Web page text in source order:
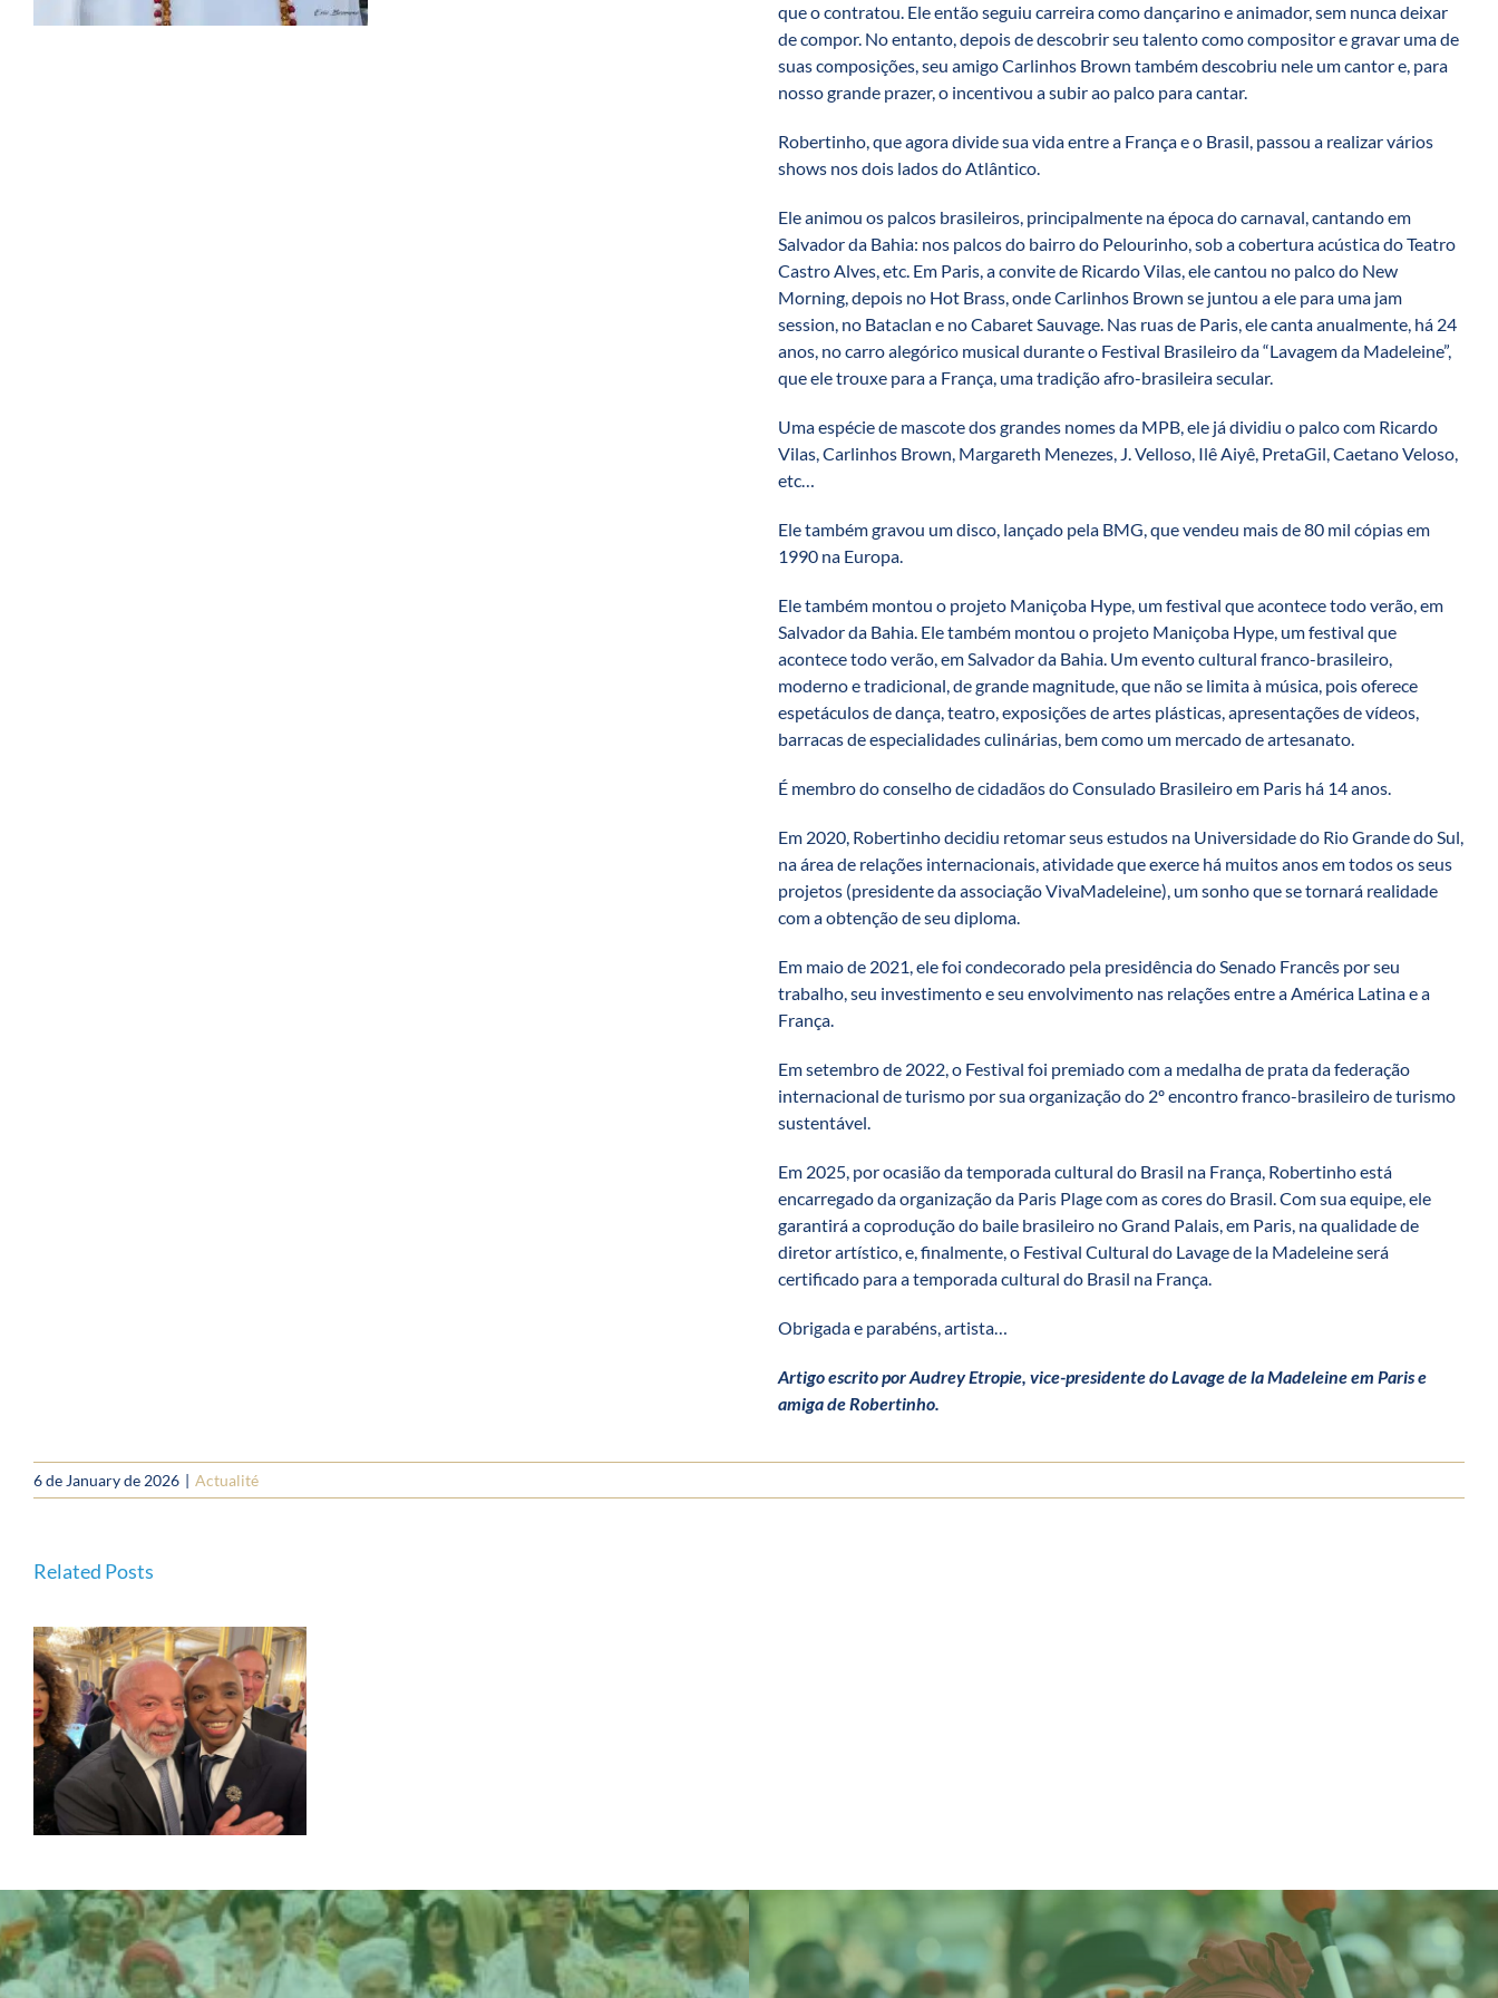
que o contratou. Ele então seguiu carreira como dançarino e animador, sem nunca deixar
de compor. No entanto, depois de descobrir seu talento como compositor e gravar uma de
suas composições, seu amigo Carlinhos Brown também descobriu nele um cantor e, para
nosso grande prazer, o incentivou a subir ao palco para cantar.
Robertinho, que agora divide sua vida entre a França e o Brasil, passou a realizar vários
shows nos dois lados do Atlântico.
Ele animou os palcos brasileiros, principalmente na época do carnaval, cantando em
Salvador da Bahia: nos palcos do bairro do Pelourinho, sob a cobertura acústica do Teatro
Castro Alves, etc. Em Paris, a convite de Ricardo Vilas, ele cantou no palco do New
Morning, depois no Hot Brass, onde Carlinhos Brown se juntou a ele para uma jam
session, no Bataclan e no Cabaret Sauvage. Nas ruas de Paris, ele canta anualmente, há 24
anos, no carro alegórico musical durante o Festival Brasileiro da “Lavagem da Madeleine”,
que ele trouxe para a França, uma tradição afro-brasileira secular.
Uma espécie de mascote dos grandes nomes da MPB, ele já dividiu o palco com Ricardo
Vilas, Carlinhos Brown, Margareth Menezes, J. Velloso, Ilê Aiyê, PretaGil, Caetano Veloso,
etc…
Ele também gravou um disco, lançado pela BMG, que vendeu mais de 80 mil cópias em
1990 na Europa.
Ele também montou o projeto Maniçoba Hype, um festival que acontece todo verão, em
Salvador da Bahia. Ele também montou o projeto Maniçoba Hype, um festival que
acontece todo verão, em Salvador da Bahia. Um evento cultural franco-brasileiro,
moderno e tradicional, de grande magnitude, que não se limita à música, pois oferece
espetáculos de dança, teatro, exposições de artes plásticas, apresentações de vídeos,
barracas de especialidades culinárias, bem como um mercado de artesanato.
É membro do conselho de cidadãos do Consulado Brasileiro em Paris há 14 anos.
Em 2020, Robertinho decidiu retomar seus estudos na Universidade do Rio Grande do Sul,
na área de relações internacionais, atividade que exerce há muitos anos em todos os seus
projetos (presidente da associação VivaMadeleine), um sonho que se tornará realidade
com a obtenção de seu diploma.
Em maio de 2021, ele foi condecorado pela presidência do Senado Francês por seu
trabalho, seu investimento e seu envolvimento nas relações entre a América Latina e a
França.
Em setembro de 2022, o Festival foi premiado com a medalha de prata da federação
internacional de turismo por sua organização do 2º encontro franco-brasileiro de turismo
sustentável.
Em 2025, por ocasião da temporada cultural do Brasil na França, Robertinho está
encarregado da organização da Paris Plage com as cores do Brasil. Com sua equipe, ele
garantirá a coprodução do baile brasileiro no Grand Palais, em Paris, na qualidade de
diretor artístico, e, finalmente, o Festival Cultural do Lavage de la Madeleine será
certificado para a temporada cultural do Brasil na França.
Obrigada e parabéns, artista…
Artigo escrito por Audrey Etropie, vice-presidente do Lavage de la Madeleine em Paris e
amiga de Robertinho.
6 de January de 2026 | Actualité
Related Posts
Um
ao mais alto nível